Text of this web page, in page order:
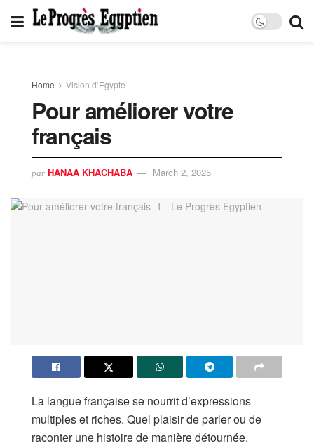
Home Vision d’Egypte
Pour améliorer votre
français
par HANAA KHACHABA March 2, 2025
La langue française se nourrit d’expressions
multiples et riches. Quel plaisir de parler ou de
raconter une histoire de manière détournée.